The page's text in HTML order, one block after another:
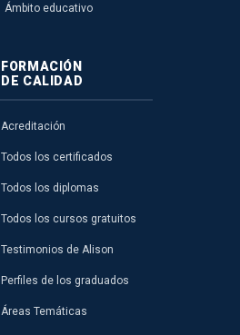
Ámbito educativo
FORMACIÓN
DE CALIDAD
Acreditación
Todos los certificados
Todos los diplomas
Todos los cursos gratuitos
Testimonios de Alison
Perfiles de los graduados
Áreas Temáticas